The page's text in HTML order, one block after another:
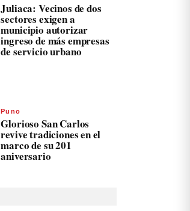
Juliaca: Vecinos de dos
sectores exigen a
municipio autorizar
ingreso de más empresas
de servicio urbano
Puno
Glorioso San Carlos
revive tradiciones en el
marco de su 201
aniversario